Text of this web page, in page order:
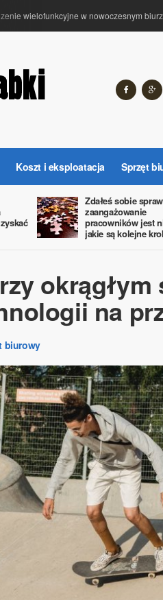
wielofunkcyjne w nowoczesnym biurze
Koszt i eksploatacja Sprzęt
Zdałeś sobie
zaangażowanie
pracowników jest
jakie są kolejne
okrągłym
na
biurowy